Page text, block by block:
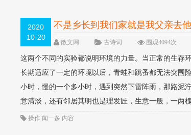
2020
10-20
不是乡长到我们家就是我父亲去
散文网 古诗词 围观4094次
这两个不同的实验都说明环境的力量。当正常的生存
长期适应了一定的环境以后，青蛙和跳蚤都无法突
小时，慢的一个多小时，遇到突然下雷阵雨，那路
意清淡，还有邻居其明也是理发匠，生意一般，一两
操作 闻一多 内容